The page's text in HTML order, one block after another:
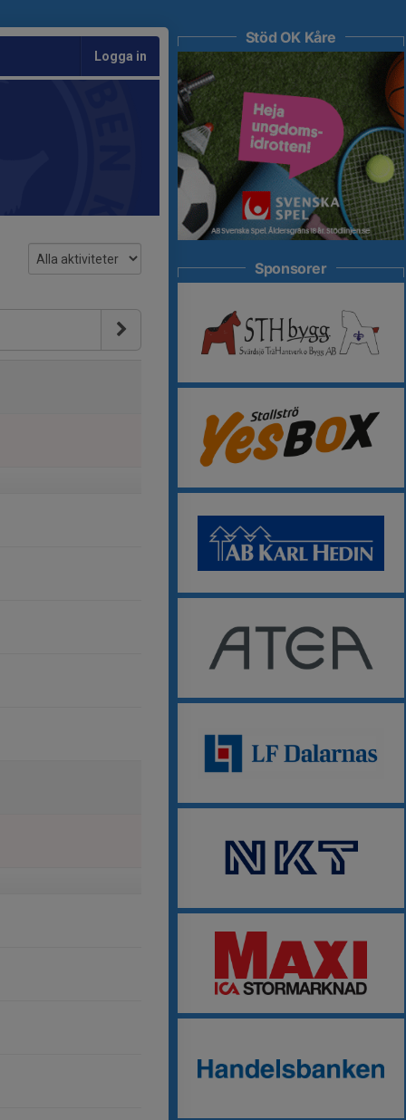
Logga in
Stöd OK Kåre
Sponsorer